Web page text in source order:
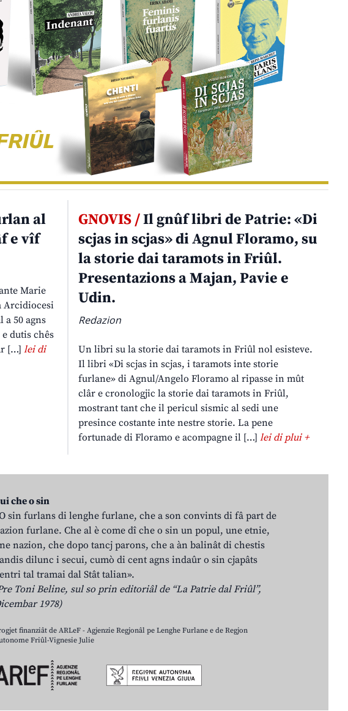
al
e vîf
Marie
Arcidiocesi
50 agns
dutis chês
[…] lei di
GNOVIS /Il gnûf libri de Patrie: «Di
scjas in scjas» di Agnul Floramo, su
la storie dai taramots in Friûl.
Presentazions a Majan, Pavie e
Udin.
Redazion
Un libri su la storie dai taramots in Friûl nol esisteve.
Il libri «Di scjas in scjas, i taramots inte storie
furlane» di Agnul/Angelo Floramo al ripasse in mût
clâr e cronologjic la storie dai taramots in Friûl,
mostrant tant che il pericul sismic al sedi une
presince costante inte nestre storie. La pene
fortunade di Floramo e acompagne il […]lei di plui +
che o sin
sin furlans di lenghe furlane, che a son convints di fâ part de
furlane. Che al è come dî che o sin un popul, une etnie,
nazion, che dopo tancj parons, che a àn balinât di chestis
dilunc i secui, cumò di cent agns indaûr o sin cjapâts
tal tramai dal Stât talian».
Toni Beline, sul so prin editoriâl de “La Patrie dal Friûl”,
1978)
finanziât de ARLeF - Agjenzie Regjonâl pe Lenghe Furlane e de Regjon
Friûl-Vignesie Julie